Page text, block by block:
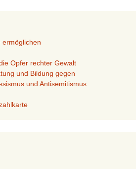
ermöglichen
Opfer rechter Gewalt
und Bildung gegen
und Antisemitismus